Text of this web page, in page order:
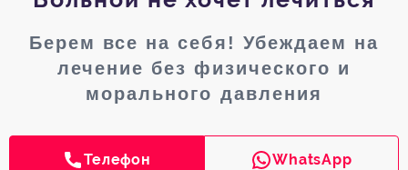
Берем все на себя! Убеждаем на
лечение без физического и
морального давления
Телефон WhatsApp